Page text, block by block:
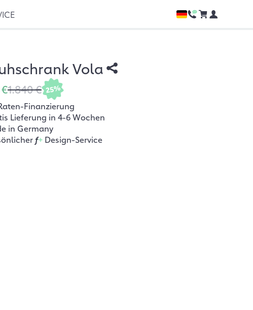
Vola
1.840 € 25%
Finanzierung
Lieferung in 4-6 Wochen
in Germany
f+Design-Service